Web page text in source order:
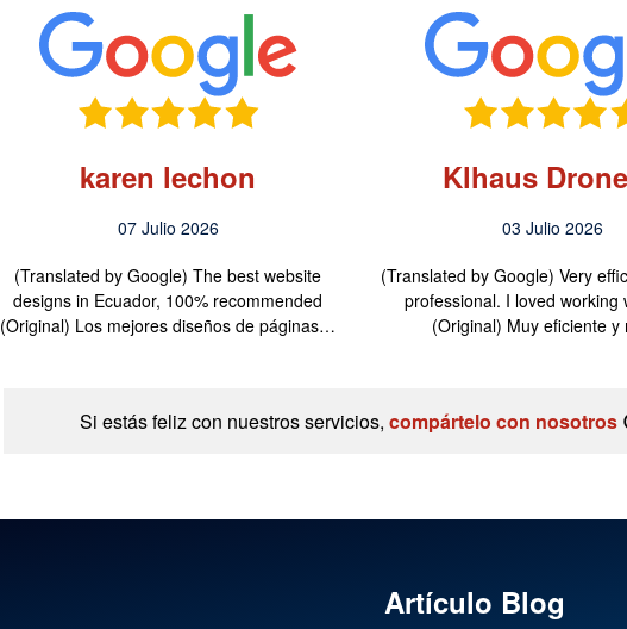
karen lechon
07 Julio 2026
(Translated by Google) The best website
designs in Ecuador, 100% recommended
(Original) Los mejores diseños de páginas…
Klhaus
03 Julio 2026
(Translated by Google) Very
professional. I loved working
(Original) Muy eficiente
Si estás feliz con nuestros servicios, compártelo con nosotros
Artículo Blog